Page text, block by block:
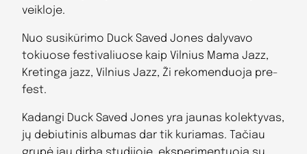
veikloje.
Nuo susikūrimo Duck Saved Jones dalyvavo
tokiuose festivaliuose kaip Vilnius Mama Jazz,
Kretinga jazz, Vilnius Jazz, Ži rekomenduoja pre-
fest.
Kadangi Duck Saved Jones yra jaunas kolektyvas,
jų debiutinis albumas dar tik kuriamas. Tačiau